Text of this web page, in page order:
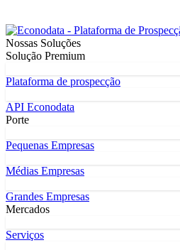
Nossas Soluções
Solução Premium
Plataforma de prospecção
API Econodata
Porte
Pequenas Empresas
Médias Empresas
Grandes Empresas
Mercados
Serviços